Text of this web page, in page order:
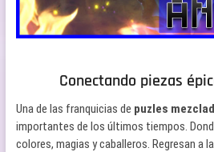
Conectando piezas
Una de las franquicias de puzles
importantes de los últimos tiempos.
colores, magias y caballeros. Regresan a